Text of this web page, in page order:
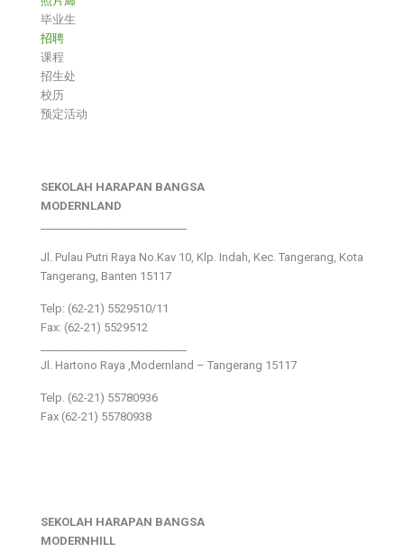
毕业生
招聘
课程
招生处
校历
预定活动
SEKOLAH HARAPAN BANGSA
MODERNLAND
Jl. Pulau Putri Raya No.Kav 10, Klp. Indah, Kec. Tangerang, Kota
Tangerang, Banten 15117
Telp: (62-21) 5529510/11
Fax: (62-21) 5529512
Jl. Hartono Raya ,Modernland – Tangerang 15117
Telp. (62-21) 55780936
Fax (62-21) 55780938
SEKOLAH HARAPAN BANGSA
MODERNHILL